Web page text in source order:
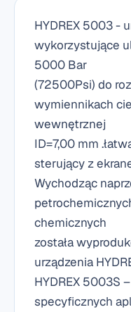
HYDREX 5003 -
wykorzystujące
5000 Bar
(72500Psi) do
wymiennikach
wewnętrznej
ID=7,00 mm
sterujący z
Wychodząc
chemicznych
została
urządzenia
HYDREX 5003S
specyficznych